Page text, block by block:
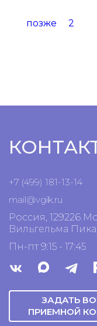
позже 2
+7 (499) 181-13-14
mail@vgik.ru
Россия, 129226
Вильгельма
Пн-пт 9:15 - 17:45
ЗАДАТЬ
ПРИЕМНОЙ